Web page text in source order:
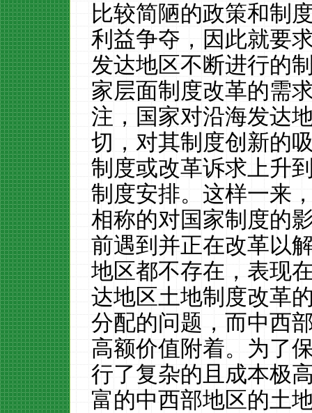
比较简陋的政策和制
利益争夺，因此就要
发达地区不断进行的
家层面制度改革的需
注，国家对沿海发达
切，对其制度创新的
制度或改革诉求上升
制度安排。这样一来
相称的对国家制度的
前遇到并正在改革以
地区都不存在，表现
达地区土地制度改革
分配的问题，而中西
高额价值附着。为了
行了复杂的且成本极
富的中西部地区的土